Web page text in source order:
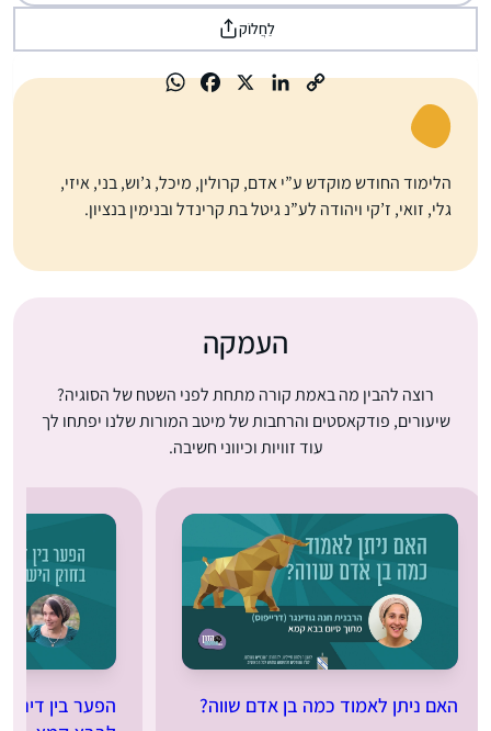
לַחֲלוֹק
הלימוד החודש מוקדש ע”י אדם, קרולין, מיכל, ג’וש, בני, איזי,
גלי, זואי, ז’קי ויהודה לע”נ גיטל בת קרינדל ובנימין בנציון.
העמקה
רוצה להבין מה באמת קורה מתחת לפני השטח של הסוגיה?
שיעורים, פודקאסטים והרחבות של מיטב המורות שלנו יפתחו לך
עוד זוויות וכיווני חשיבה.
האם ניתן לאמוד כמה בן אדם שווה?
הפער בין דיני